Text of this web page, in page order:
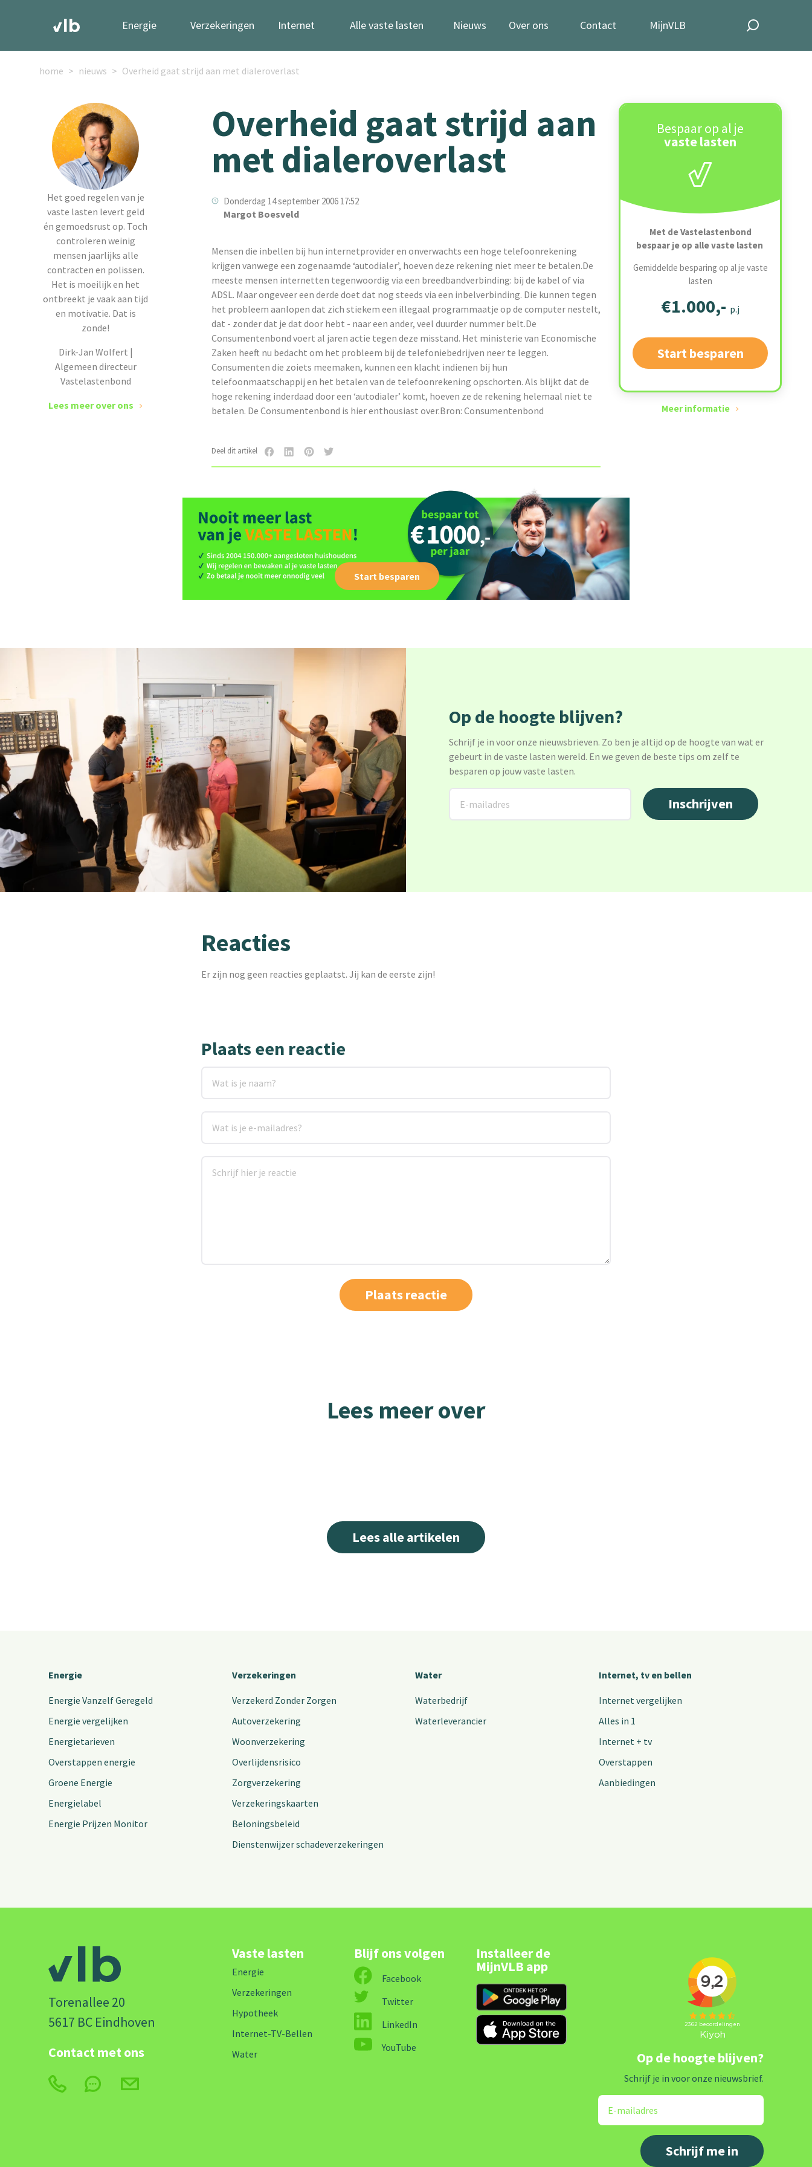
Energie Verzekeringen Internet Alle vaste lasten Nieuws Over ons Contact MijnVLB
home nieuws Overheid gaat strijd aan met dialeroverlast
Het goed regelen van je
vaste lasten levert geld
én gemoedsrust op. Toch
controleren weinig
mensen jaarlijks alle
contracten en polissen.
Het is moeilijk en het
ontbreekt je vaak aan tijd
en motivatie. Dat is
zonde!
Dirk-Jan Wolfert |
Algemeen directeur
Vastelastenbond
Lees meer over ons
Bespaar op al je
vaste lasten
Met de Vastelastenbond
bespaar je op alle vaste lasten
Gemiddelde besparing op al je vaste
lasten
€1.000,- p.j
Start besparen
Meer informatie
Overheid gaat strijd aan
met dialeroverlast
Donderdag 14 september 2006 17:52
Margot Boesveld
Mensen die inbellen bij hun internetprovider en onverwachts een hoge telefoonrekening
krijgen vanwege een zogenaamde ‘autodialer’, hoeven deze rekening niet meer te betalen.De
meeste mensen internetten tegenwoordig via een breedbandverbinding: bij de kabel of via
ADSL. Maar ongeveer een derde doet dat nog steeds via een inbelverbinding. Die kunnen tegen
het probleem aanlopen dat zich stiekem een illegaal programmaatje op de computer nestelt,
dat - zonder dat je dat door hebt - naar een ander, veel duurder nummer belt.De
Consumentenbond voert al jaren actie tegen deze misstand. Het ministerie van Economische
Zaken heeft nu bedacht om het probleem bij de telefoniebedrijven neer te leggen.
Consumenten die zoiets meemaken, kunnen een klacht indienen bij hun
telefoonmaatschappij en het betalen van de telefoonrekening opschorten. Als blijkt dat de
hoge rekening inderdaad door een ‘autodialer’ komt, hoeven ze de rekening helemaal niet te
betalen. De Consumentenbond is hier enthousiast over.Bron: Consumentenbond
Deel dit artikel
Start besparen
Op de hoogte blijven?
Schrijf je in voor onze nieuwsbrieven. Zo ben je altijd op de hoogte van wat er
gebeurt in de vaste lasten wereld. En we geven de beste tips om zelf te
besparen op jouw vaste lasten.
Reacties
Er zijn nog geen reacties geplaatst. Jij kan de eerste zijn!
Plaats een reactie
Lees meer over
Lees alle artikelen
Energie
Energie Vanzelf Geregeld
Energie vergelijken
Energietarieven
Overstappen energie
Groene Energie
Energielabel
Energie Prijzen Monitor
Verzekeringen
Verzekerd Zonder Zorgen
Autoverzekering
Woonverzekering
Overlijdensrisico
Zorgverzekering
Verzekeringskaarten
Beloningsbeleid
Dienstenwijzer schadeverzekeringen
Water
Waterbedrijf
Waterleverancier
Internet, tv en bellen
Internet vergelijken
Alles in 1
Internet + tv
Overstappen
Aanbiedingen
Torenallee 20
5617 BC Eindhoven
Contact met ons
Vaste lasten
Energie
Verzekeringen
Hypotheek
Internet-TV-Bellen
Water
Blijf ons volgen
Facebook
Twitter
LinkedIn
YouTube
Installeer de
MijnVLB app
Op de hoogte blijven?
Schrijf je in voor onze nieuwsbrief.